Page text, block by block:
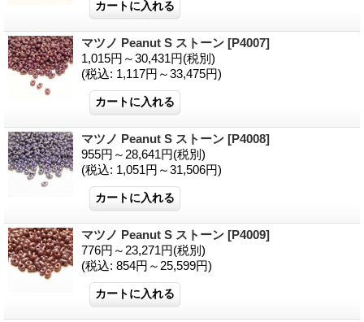
マツノ Peanut S ストーン [P4007]
1,015円～30,431円(税別)
(税込: 1,117円～33,475円)
マツノ Peanut S ストーン [P4008]
955円～28,641円(税別)
(税込: 1,051円～31,506円)
マツノ Peanut S ストーン [P4009]
776円～23,271円(税別)
(税込: 854円～25,599円)